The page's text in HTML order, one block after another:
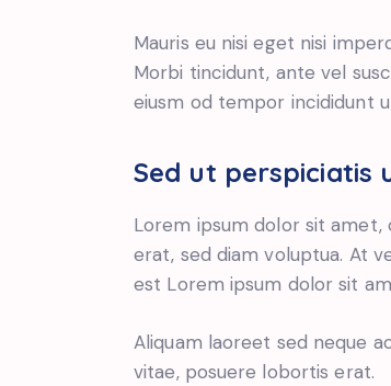
Mauris eu nisi eget nisi
Morbi tincidunt, ante vel
eiusm od tempor incididunt
Sed ut perspiciatis
Lorem ipsum dolor sit
erat, sed diam voluptua. At
est Lorem ipsum dolor sit
Aliquam laoreet sed neque
vitae, posuere lobortis erat.